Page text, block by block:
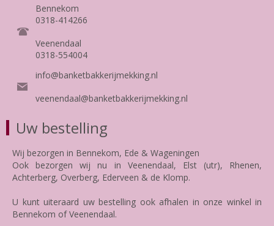
Bennekom
0318-414266
Veenendaal
0318-554004
info@banketbakkerijmekking.nl
veenendaal@banketbakkerijmekking.nl
Uw bestelling
Wij bezorgen in Bennekom, Ede & Wageningen
Ook bezorgen wij nu in Veenendaal, Elst (utr), Rhenen,
Achterberg, Overberg, Ederveen & de Klomp.
U kunt uiteraard uw bestelling ook afhalen in onze winkel in
Bennekom of Veenendaal.